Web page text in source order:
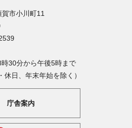
市小川町11
30分から午後5時まで
休日、年末年始を除く）
庁舎案内